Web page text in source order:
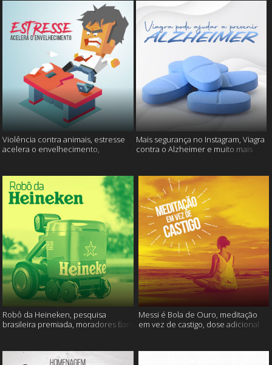
Violência contra animais, estresse
acelera o envelhecimento,
Mais segurança no Instagram, Viagra
contra o Alzheimer e muito mais
Robô da Heineken, pesquisa
brasileira premiada, moradores ficam
Messi é Bola de Ouro, meditação
em vez de castigo, dose adicional